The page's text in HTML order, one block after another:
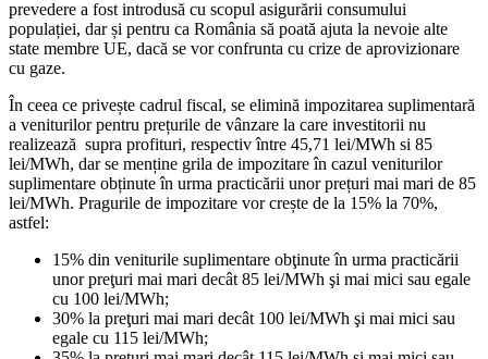
prevedere a fost introdusă cu scopul asigurării consumului
populației, dar și pentru ca România să poată ajuta la nevoie alte
state membre UE, dacă se vor confrunta cu crize de aprovizionare
cu gaze.
În ceea ce privește cadrul fiscal, se elimină impozitarea suplimentară
a veniturilor pentru prețurile de vânzare la care investitorii nu
realizează supra profituri, respectiv între 45,71 lei/MWh si 85
lei/MWh, dar se menține grila de impozitare în cazul veniturilor
suplimentare obținute în urma practicării unor prețuri mai mari de 85
lei/MWh. Pragurile de impozitare vor crește de la 15% la 70%,
astfel:
15% din veniturile suplimentare obţinute în urma practicării
unor preţuri mai mari decât 85 lei/MWh şi mai mici sau egale
cu 100 lei/MWh;
30% la preţuri mai mari decât 100 lei/MWh şi mai mici sau
egale cu 115 lei/MWh;